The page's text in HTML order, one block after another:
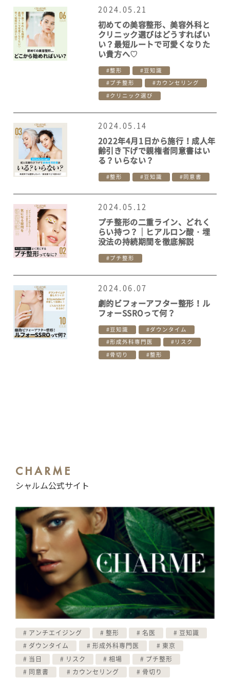
2024.05.21
初めての美容整形、美容外科と
クリニック選びはどうすればい
い？最短ルートで可愛くなりた
い貴方へ♡
整形 豆知識
プチ整形 カウンセリング
クリニック選び
2024.05.14
2022年4月1日から施行！成人年
齢引き下げで親権者同意書はい
る？いらない？
整形 豆知識 同意書
2024.05.12
プチ整形の二重ライン、どれく
らい持つ？｜ヒアルロン酸・埋
没法の持続期間を徹底解説
プチ整形
2024.06.07
劇的ビフォーアフター整形！ル
フォーSSROって何？
豆知識 ダウンタイム
形成外科専門医 リスク
骨切り 整形
CHARME
シャルム公式サイト
アンチエイジング 整形 名医 豆知識
ダウンタイム 形成外科専門医 東京
当日 リスク 相場 プチ整形
同意書 カウンセリング 骨切り